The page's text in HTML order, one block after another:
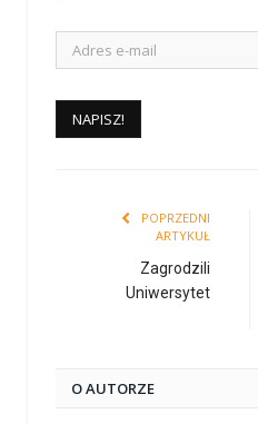
POPRZEDNI
ARTYKUŁ
Zagrodzili
Uniwersytet
O AUTORZE